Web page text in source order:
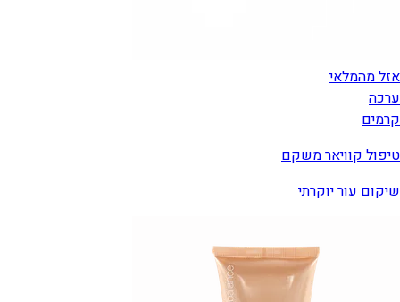
אזל מהמלאי
ערכה
קרמים
טיפול קוויאר משקם
שיקום עור יוקרתי